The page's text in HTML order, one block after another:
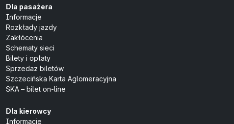
Dla pasażera
Informacje
Rozkłady jazdy
Zakłócenia
Schematy sieci
Bilety i opłaty
Sprzedaż biletów
Szczecińska Karta Aglomeracyjna
SKA – bilet on-line
Dla kierowcy
Informacje